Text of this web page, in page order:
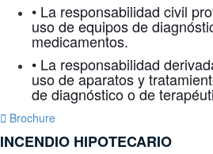
• La responsabilidad civil
uso de equipos de
medicamentos.
• La responsabilidad
uso de aparatos y
de diagnóstico o de
Brochure
INCENDIO HIPOTECARIO